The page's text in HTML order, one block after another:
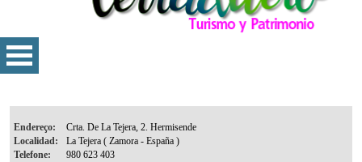
Endereço:
Localidad:
Telefone: